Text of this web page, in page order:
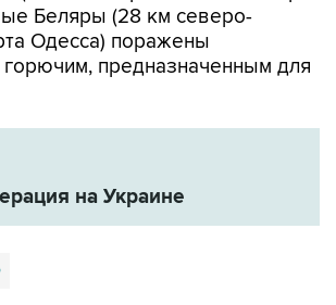
Беляры (28 км северо-
Одесса) поражены
предназначенным для
на Украине